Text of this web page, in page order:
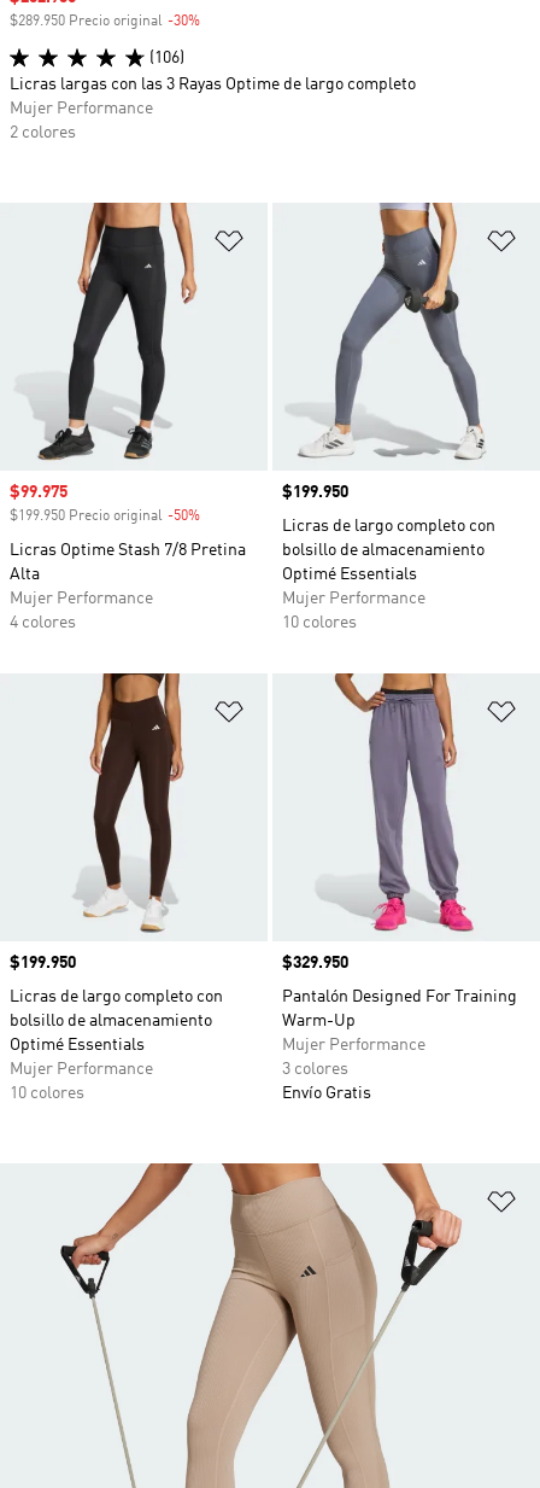
Añadir a la lista de deseos
Precio de venta
$99.975
$199.950 Precio original -50%
Licras Optime Stash 7/8 Pretina
Alta
Mujer Performance
4 colores
Precio
$199.950
Licras de largo completo con
bolsillo de almacenamiento
Optimé Essentials
Mujer Performance
10 colores
Añadir a la lista de deseos
Precio
$199.950
Licras de largo completo con
bolsillo de almacenamiento
Optimé Essentials
Mujer Performance
10 colores
Precio
$329.950
Pantalón Designed For Training
Warm-Up
Mujer Performance
3 colores
Envío Gratis
$289.950 Precio original -30%
(106)
Licras largas con las 3 Rayas Optime de largo completo
Mujer Performance
2 colores